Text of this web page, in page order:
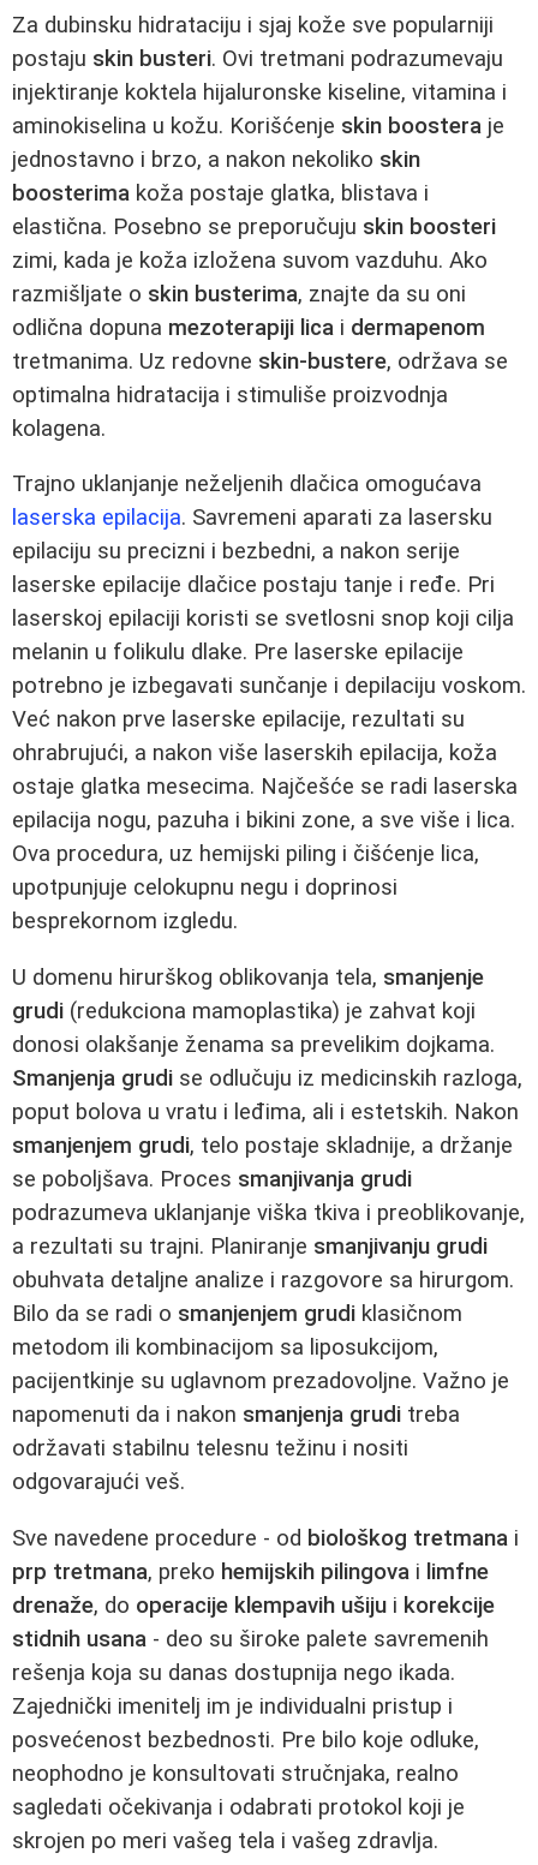
Za dubinsku hidrataciju i sjaj kože sve popularniji
postaju skin busteri. Ovi tretmani podrazumevaju
injektiranje koktela hijaluronske kiseline, vitamina i
aminokiselina u kožu. Korišćenje skin boostera je
jednostavno i brzo, a nakon nekoliko skin
boosterima koža postaje glatka, blistava i
elastična. Posebno se preporučuju skin boosteri
zimi, kada je koža izložena suvom vazduhu. Ako
razmišljate o skin busterima, znajte da su oni
odlična dopuna mezoterapiji lica i dermapenom
tretmanima. Uz redovne skin-bustere, održava se
optimalna hidratacija i stimuliše proizvodnja
kolagena.
Trajno uklanjanje neželjenih dlačica omogućava
laserska epilacija. Savremeni aparati za lasersku
epilaciju su precizni i bezbedni, a nakon serije
laserske epilacije dlačice postaju tanje i ređe. Pri
laserskoj epilaciji koristi se svetlosni snop koji cilja
melanin u folikulu dlake. Pre laserske epilacije
potrebno je izbegavati sunčanje i depilaciju voskom.
Već nakon prve laserske epilacije, rezultati su
ohrabrujući, a nakon više laserskih epilacija, koža
ostaje glatka mesecima. Najčešće se radi laserska
epilacija nogu, pazuha i bikini zone, a sve više i lica.
Ova procedura, uz hemijski piling i čišćenje lica,
upotpunjuje celokupnu negu i doprinosi
besprekornom izgledu.
U domenu hirurškog oblikovanja tela, smanjenje
grudi (redukciona mamoplastika) je zahvat koji
donosi olakšanje ženama sa prevelikim dojkama.
Smanjenja grudi se odlučuju iz medicinskih razloga,
poput bolova u vratu i leđima, ali i estetskih. Nakon
smanjenjem grudi, telo postaje skladnije, a držanje
se poboljšava. Proces smanjivanja grudi
podrazumeva uklanjanje viška tkiva i preoblikovanje,
a rezultati su trajni. Planiranje smanjivanju grudi
obuhvata detaljne analize i razgovore sa hirurgom.
Bilo da se radi o smanjenjem grudi klasičnom
metodom ili kombinacijom sa liposukcijom,
pacijentkinje su uglavnom prezadovoljne. Važno je
napomenuti da i nakon smanjenja grudi treba
održavati stabilnu telesnu težinu i nositi
odgovarajući veš.
Sve navedene procedure - od biološkog tretmana i
prp tretmana, preko hemijskih pilingova i limfne
drenaže, do operacije klempavih ušiju i korekcije
stidnih usana - deo su široke palete savremenih
rešenja koja su danas dostupnija nego ikada.
Zajednički imenitelj im je individualni pristup i
posvećenost bezbednosti. Pre bilo koje odluke,
neophodno je konsultovati stručnjaka, realno
sagledati očekivanja i odabrati protokol koji je
skrojen po meri vašeg tela i vašeg zdravlja.